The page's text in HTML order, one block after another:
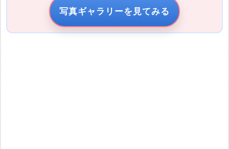
写真ギャラリーを見てみる